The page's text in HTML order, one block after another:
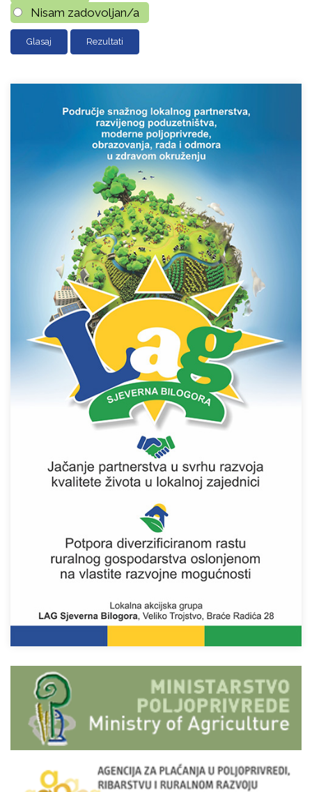
Nisam zadovoljan/a
Rezultati